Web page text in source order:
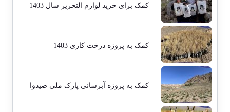
کمک برای خرید لوازم التحریر سال 1403
کمک به پروژه درخت کاری 1403
کمک به پروژه آبرسانی پارک ملی صیدوا